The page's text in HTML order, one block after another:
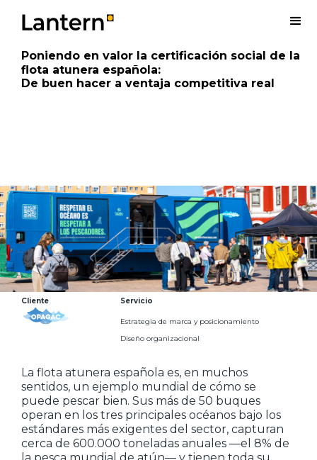
Poniendo en valor la certificación social de la
flota atunera española:
De buen hacer a ventaja competitiva real
Cliente Servicio
Estrategia de marca y posicionamiento
Diseño organizacional
La flota atunera española es, en muchos
sentidos, un ejemplo mundial de cómo se
puede pescar bien. Sus más de 50 buques
operan en los tres principales océanos bajo los
estándares más exigentes del sector, capturan
cerca de 600.000 toneladas anuales —el 8% de